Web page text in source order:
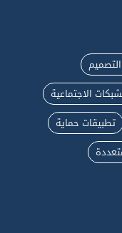
الاجتماعية
تطبيقات حماية